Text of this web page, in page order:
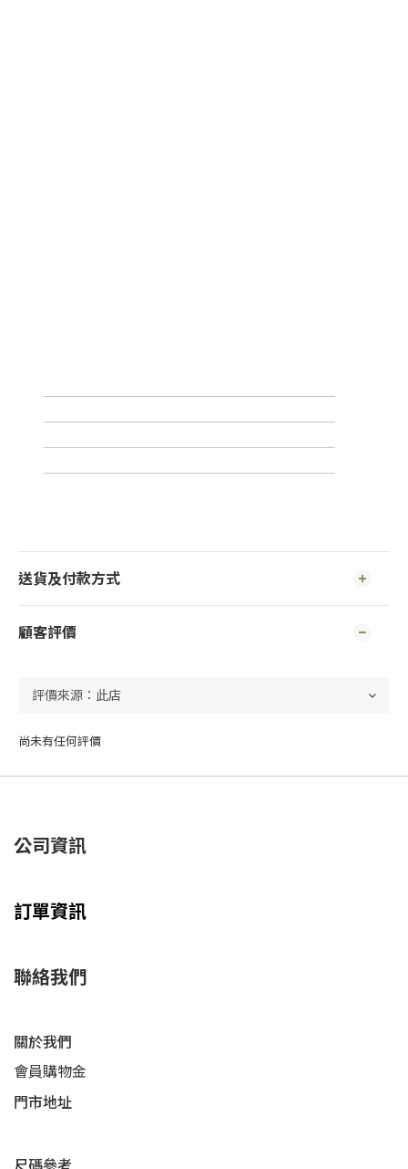
送貨及付款方式
顧客評價
尚未有任何評價
公司資訊
訂單資訊
聯絡我們
關於我們
會員購物金
門市地址